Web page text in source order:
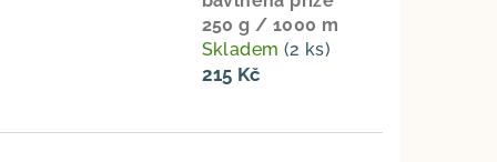
250 g / 1000 m
Skladem (2 ks)
215 Kč